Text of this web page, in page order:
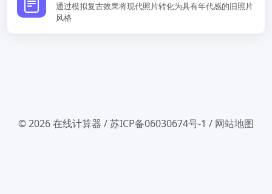
通过模拟复古效果将现代照片转化为具有年代感的旧照片
风格
© 2026在线计算器 /苏ICP备06030674号-1 / 网站地图